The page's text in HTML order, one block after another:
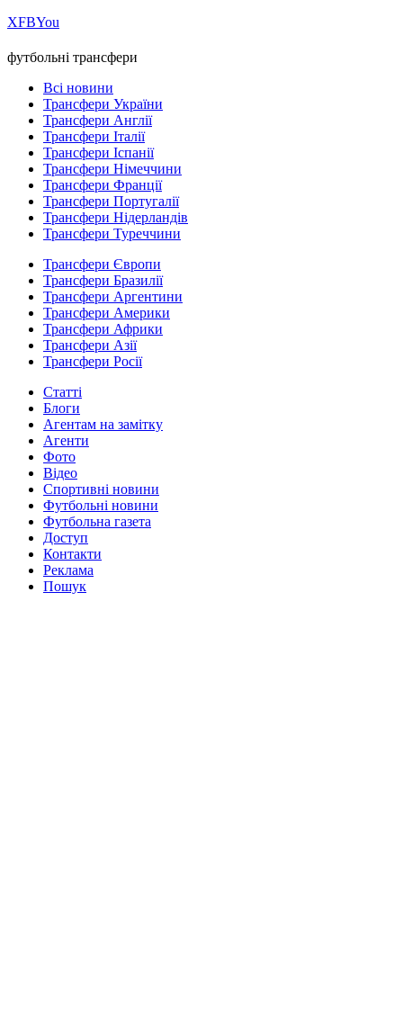
ХFBYou
футбольні трансфери
Всі новини
Трансфери України
Трансфери Англії
Трансфери Італії
Трансфери Іспанії
Трансфери Німеччини
Трансфери Франції
Трансфери Португалії
Трансфери Нідерландів
Трансфери Туреччини
Трансфери Європи
Трансфери Бразилії
Трансфери Аргентини
Трансфери Америки
Трансфери Африки
Трансфери Азії
Трансфери Росії
Статті
Блоги
Агентам на замітку
Агенти
Фото
Відео
Спортивні новини
Футбольні новини
Футбольна газета
Доступ
Контакти
Реклама
Пошук